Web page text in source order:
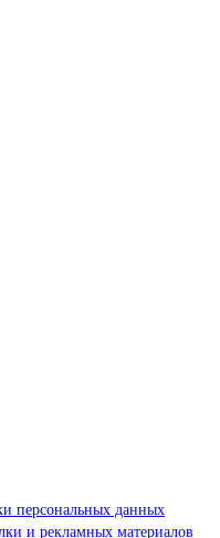
персональных данных
и рекламных материалов